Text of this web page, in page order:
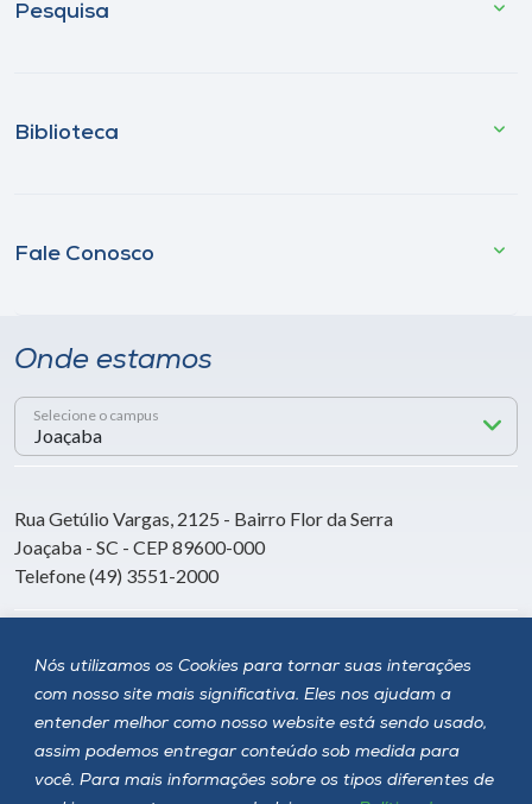
Nós utilizamos os Cookies para tornar suas interações
com nosso site mais significativa. Eles nos ajudam a
entender melhor como nosso website está sendo usado,
assim podemos entregar conteúdo sob medida para
você. Para mais informações sobre os tipos diferentes de
Pesquisa
Biblioteca
Fale Conosco
Onde estamos
Selecione o campus
Rua Getúlio Vargas, 2125 - Bairro Flor da Serra
Joaçaba - SC - CEP 89600-000
Telefone (49) 3551-2000
Siga a Unoesc